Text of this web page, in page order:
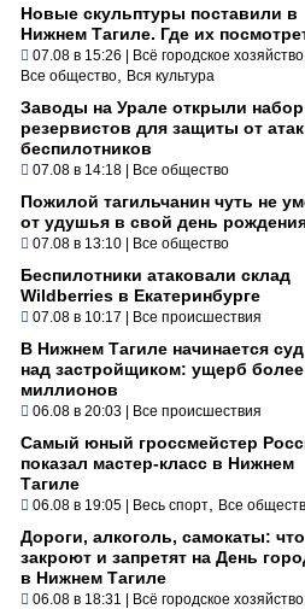
Новые скульптуры поставили в
Нижнем Тагиле. Где их
07.08 в 15:26 | Всё городское хозяйство
Все общество Вся культура
Заводы на Урале открыли набор
резервистов для защиты от атак
беспилотников
07.08 в 14:18 | Все общество
Пожилой тагильчанин чуть не
от удушья в свой день
07.08 в 13:10 | Все общество
Беспилотники атаковали склад
Wildberries в Екатеринбурге
07.08 в 10:17 | Все происшествия
В Нижнем Тагиле начинается суд
над застройщиком: ущерб
миллионов
06.08 в 20:03 | Все происшествия
Самый юный гроссмейстер
показал мастер-класс в Нижнем
Тагиле
06.08 в 19:05 | Весь спорт Все
Дороги, алкоголь, самокаты: что
закроют и запретят на День
в Нижнем Тагиле
06.08 в 18:31 | Всё городское хозяйство